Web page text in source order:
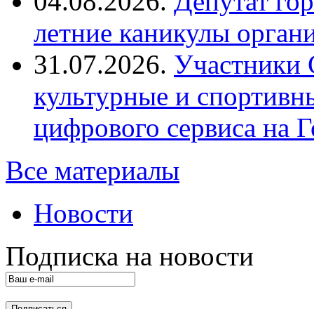
летние каникулы
31.07.2026.
культурные и
цифрового сервиса на
Все материалы
Новости
Подписка на новости